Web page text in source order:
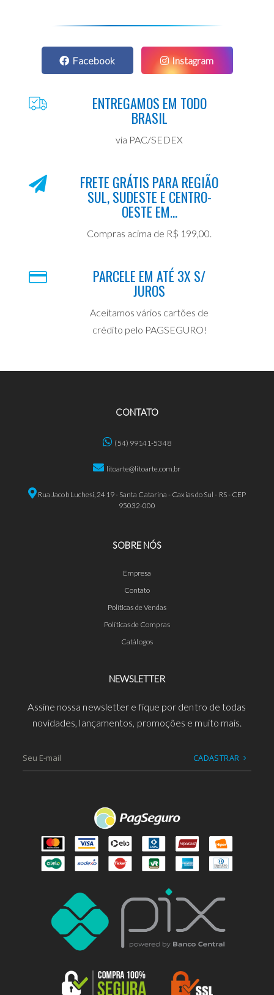
Facebook Instagram
ENTREGAMOS EM TODO
BRASIL
via PAC/SEDEX
FRETE GRÁTIS PARA REGIÃO
SUL, SUDESTE E CENTRO-
OESTE EM...
Compras acima de R$ 199,00.
PARCELE EM ATÉ 3X S/
JUROS
Aceitamos vários cartões de
crédito pelo PAGSEGURO!
CONTATO
(54) 99141-5348
litoarte@litoarte.com.br
Rua Jacob Luchesi, 2419 - Santa Catarina - Caxias do Sul - RS - CEP
95032-000
SOBRE NÓS
Empresa
Contato
Políticas de Vendas
Políticas de Compras
Catálogos
NEWSLETTER
Assine nossa newsletter e fique por dentro de todas
novidades, lançamentos, promoções e muito mais.
CADASTRAR